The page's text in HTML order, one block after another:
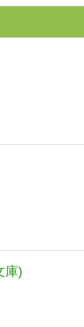
庫)